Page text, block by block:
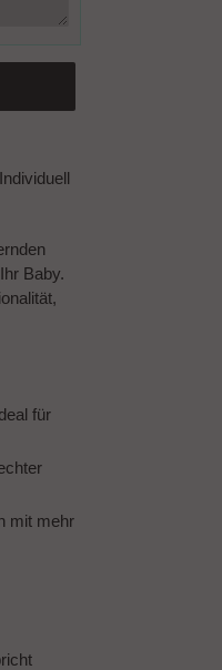
Individuell
Baby.
für
mit mehr